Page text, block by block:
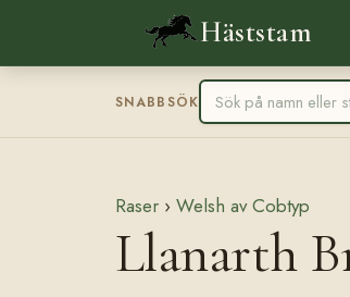
Häststam
SNABBSÖK
Raser › Welsh av Cobtyp
Llanarth